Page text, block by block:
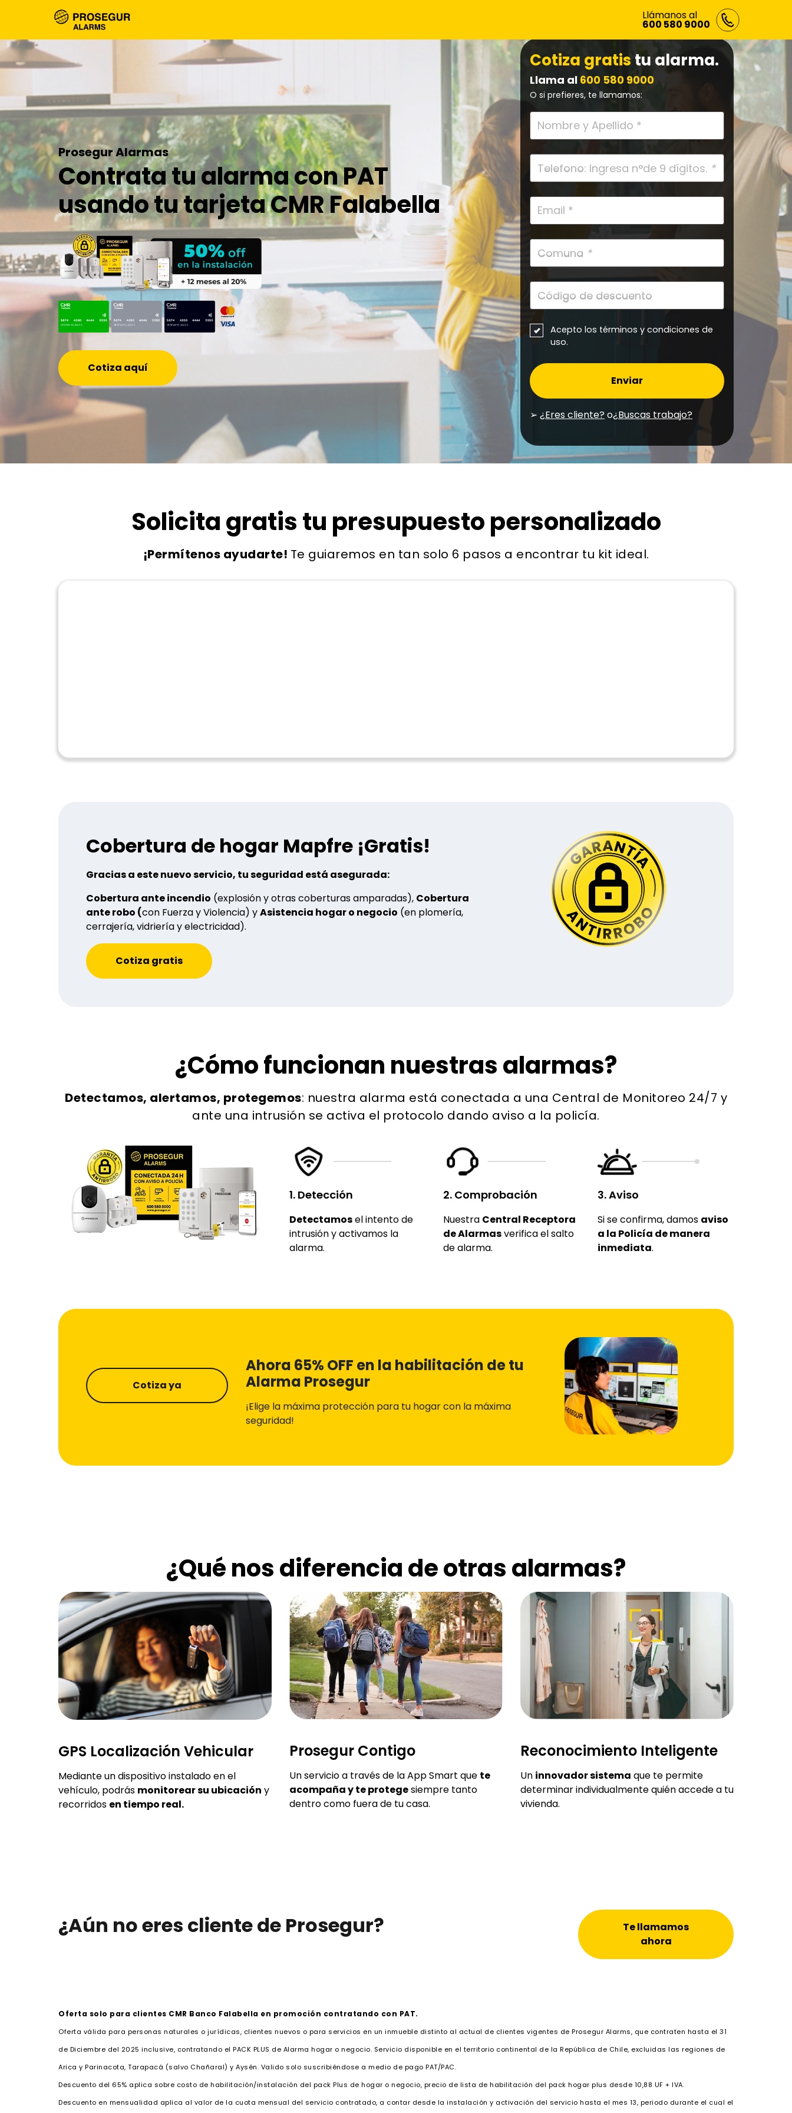
Llámanos al
600 580 9000
Prosegur Alarmas
Contrata tu alarma con PAT
usando tu tarjeta CMR Falabella
Cotiza aquí
Cotiza gratis tu alarma.
Llama al 600 580 9000
O si prefieres, te llamamos:
Telefono: Ingresa n°de 9 dígitos. *
Comuna *
Código de descuento
Acepto los términos y condiciones de
uso.
Enviar
➢ ¿Eres cliente? o¿Buscas trabajo?
Solicita gratis tu presupuesto personalizado
¡Permítenos ayudarte! Te guiaremos en tan solo 6 pasos a encontrar tu kit ideal.
Cobertura de hogar Mapfre ¡Gratis!
Gracias a este nuevo servicio, tu seguridad está asegurada:
Cobertura ante incendio (explosión y otras coberturas amparadas), Cobertura
ante robo (con Fuerza y Violencia) yAsistencia hogar o negocio (en plomería,
cerrajería, vidriería y electricidad).
Cotiza gratis
¿Cómo funcionan nuestras alarmas?
Detectamos, alertamos, protegemos: nuestra alarma está conectada a una Central de Monitoreo 24/7 y
ante una intrusión se activa el protocolo dando aviso a la policía.
1. Detección
Detectamosel intento de
intrusión y activamos la
alarma.
2. Comprobación
Nuestra Central Receptora
de Alarmasverifica el salto
de alarma.
3. Aviso
Si se confirma, damos aviso
a la Policía de manera
inmediata.
Cotiza ya
Ahora 65% OFF en la habilitación de tu
Alarma Prosegur
¡Elige la máxima protección para tu hogar con la máxima
seguridad!
¿Qué nos diferencia de otras alarmas?
GPS Localización Vehicular
Mediante un dispositivo instalado en el
vehículo, podrás monitorear su ubicación y
recorridos en tiempo real.
Prosegur Contigo
Un servicio a través de la App Smart que te
acompaña y te protegesiempre tanto
dentro como fuera de tu casa.
Reconocimiento Inteligente
Un innovador sistema que te permite
determinar individualmente quién accede a tu
vivienda.
¿Aún no eres cliente de Prosegur?
Te llamamos
ahora
Oferta solo para clientes CMR Banco Falabella en promoción contratando con PAT.
Oferta válida para personas naturales o jurídicas, clientes nuevos o para servicios en un inmueble distinto al actual de clientes vigentes de Prosegur Alarms, que contraten hasta el 31
de Diciembre del 2025 inclusive, contratando el PACK PLUS de Alarma hogar o negocio. Servicio disponible en el territorio continental de la República de Chile, excluidas las regiones de
Arica y Parinacota, Tarapacá (salvo Chañaral) y Aysén. Valido solo suscribiéndose a medio de pago PAT/PAC.
Descuento del 65% aplica sobre costo de habilitación/instalación del pack Plus de hogar o negocio, precio de lista de habilitación del pack hogar plus desde 10,88 UF + IVA.
Descuento en mensualidad aplica al valor de la cuota mensual del servicio contratado, a contar desde la instalación y activación del servicio hasta el mes 13, periodo durante el cual el